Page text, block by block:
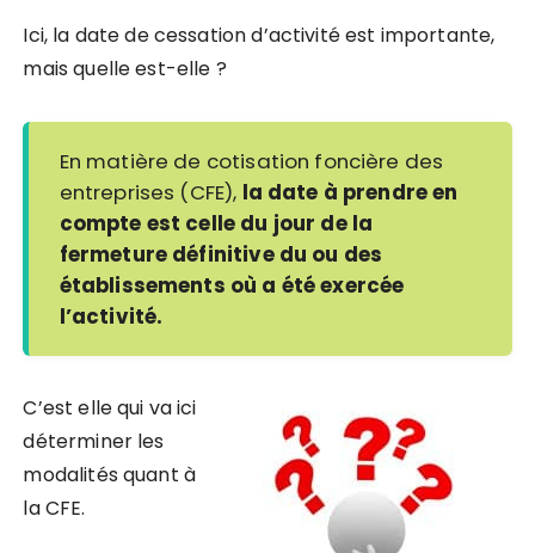
Ici, la date de cessation d’activité est importante,
mais quelle est-elle ?
En matière de cotisation foncière des
entreprises (CFE), la date à prendre en
compte est celle du jour de la
fermeture définitive du ou des
établissements où a été exercée
l’activité.
C’est elle qui va ici
déterminer les
modalités quant à
la CFE.